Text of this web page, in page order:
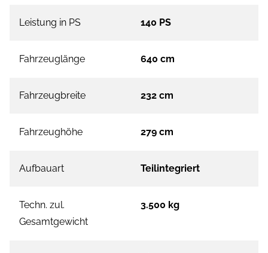
Leistung in PS 140 PS
Fahrzeuglänge 640 cm
Fahrzeugbreite 232 cm
Fahrzeughöhe 279 cm
Aufbauart Teilintegriert
Techn. zul.
Gesamtgewicht
3.500 kg